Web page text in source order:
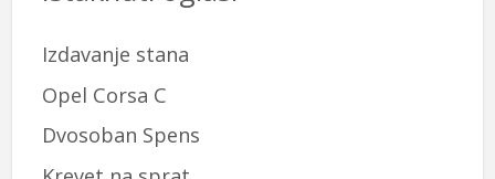
Izdavanje stana
Opel Corsa C
Dvosoban Spens